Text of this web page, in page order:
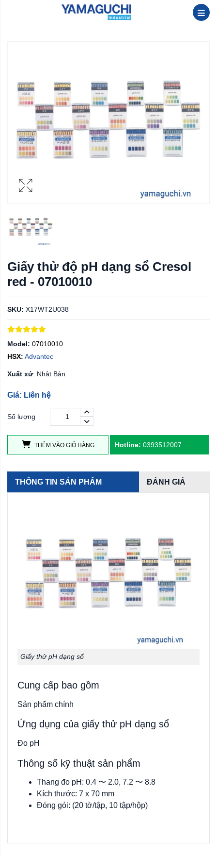
Giấy thử độ pH dạng sổ Cresol
red - 07010010
SKU: X17WT2U038
Model: 07010010
HSX: Advantec
Xuất xứ: Nhật Bản
Giá: Liên hệ
Số lượng
THÊM VÀO GIỎ HÀNG Hotline: 0393512007
THÔNG TIN SẢN PHẨM ĐÁNH GIÁ
Giấy thử pH dạng sổ
Cung cấp bao gồm
Sản phẩm chính
Ứng dụng của giấy thử pH dạng sổ
Đo pH
Thông số kỹ thuật sản phẩm
Thang đo pH: 0.4 〜 2.0, 7.2 〜 8.8
Kích thước: 7 x 70 mm
Đóng gói: (20 tờ/tập, 10 tập/hộp)